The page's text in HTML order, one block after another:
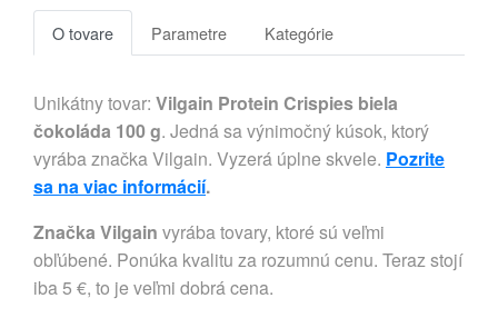
O tovare Parametre Kategórie
Unikátny tovar: Vilgain Protein Crispies biela
čokoláda 100 g. Jedná sa výnimočný kúsok, ktorý
vyrába značka Vilgain. Vyzerá úplne skvele. Pozrite
sa na viac informácií.
Značka Vilgain vyrába tovary, ktoré sú veľmi
obľúbené. Ponúka kvalitu za rozumnú cenu. Teraz stojí
iba 5 €, to je veľmi dobrá cena.